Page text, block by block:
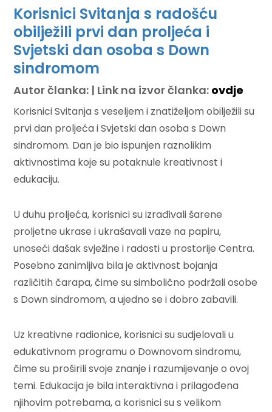
Korisnici Svitanja s radošću
obilježili prvi dan proljeća i
Svjetski dan osoba s Down
sindromom
Autor članka: | Link na izvor članka: ovdje
Korisnici Svitanja s veseljem i znatiželjom obilježili su
prvi dan proljeća i Svjetski dan osoba s Down
sindromom. Dan je bio ispunjen raznolikim
aktivnostima koje su potaknule kreativnost i
edukaciju.
U duhu proljeća, korisnici su izrađivali šarene
proljetne ukrase i ukrašavali vaze na papiru,
unoseći dašak svježine i radosti u prostorije Centra.
Posebno zanimljiva bila je aktivnost bojanja
različitih čarapa, čime su simbolično podržali osobe
s Down sindromom, a ujedno se i dobro zabavili.
Uz kreativne radionice, korisnici su sudjelovali u
edukativnom programu o Downovom sindromu,
čime su proširili svoje znanje i razumijevanje o ovoj
temi. Edukacija je bila interaktivna i prilagođena
njihovim potrebama, a korisnici su s velikom